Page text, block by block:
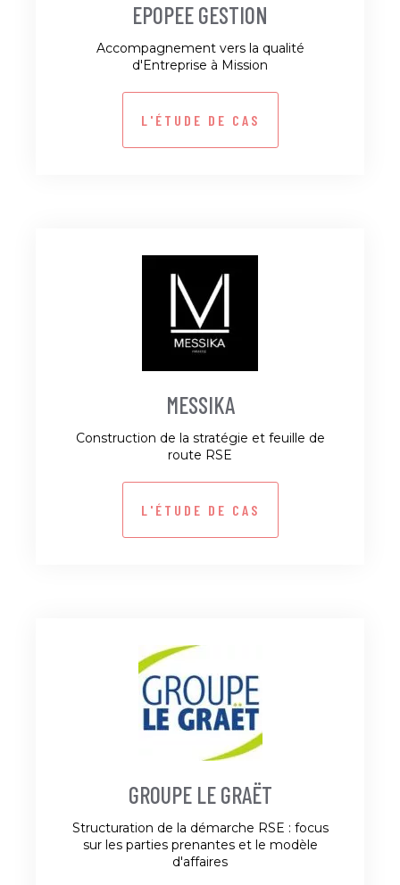
EPOPEE GESTION
Accompagnement vers la qualité
d'Entreprise à Mission
L'ÉTUDE DE CAS
MESSIKA
Construction de la stratégie et feuille de
route RSE
L'ÉTUDE DE CAS
GROUPE LE GRAËT
Structuration de la démarche RSE : focus
sur les parties prenantes et le modèle
d'affaires